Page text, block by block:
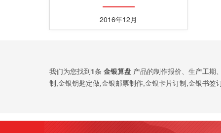
2016年12月
我们为您找到1条 金银算盘 产品的制作报价、生产工期
制,金银钥匙定做,金银邮票制作,金银卡片订制,金银书签